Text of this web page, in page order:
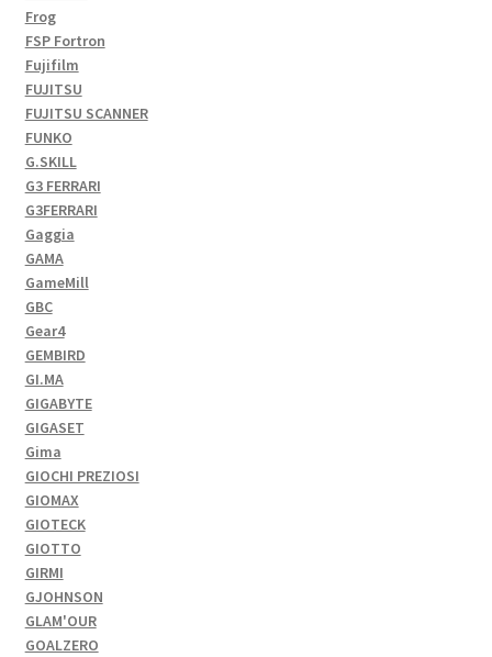
Frog
FSP Fortron
Fujifilm
FUJITSU
FUJITSU SCANNER
FUNKO
G.SKILL
G3 FERRARI
G3FERRARI
Gaggia
GAMA
GameMill
GBC
Gear4
GEMBIRD
GI.MA
GIGABYTE
GIGASET
Gima
GIOCHI PREZIOSI
GIOMAX
GIOTECK
GIOTTO
GIRMI
GJOHNSON
GLAM'OUR
GOALZERO